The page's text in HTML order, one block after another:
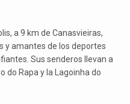
a 9 km de Canasvieiras,
y amantes de los deportes
Sus senderos llevan a
do Rapa y la Lagoinha do